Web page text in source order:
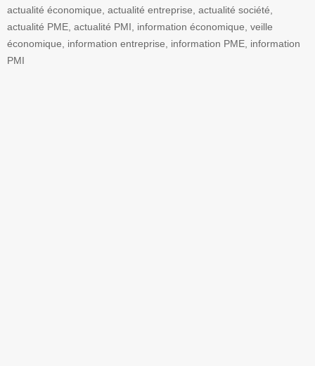
actualité économique, actualité entreprise, actualité société,
actualité PME, actualité PMI, information économique, veille
économique, information entreprise, information PME, information
PMI